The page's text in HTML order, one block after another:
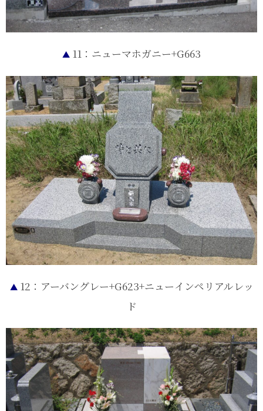
▲ 11：ニューマホガニー+G663
▲12：アーバングレー+G623+ニューインペリアルレッ
ド